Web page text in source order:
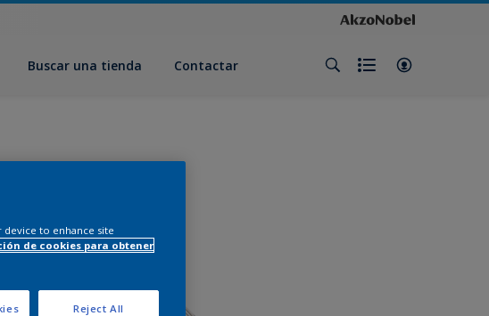
Buscar una tienda Contactar
device to enhance site
de cookies para obtener
Reject All